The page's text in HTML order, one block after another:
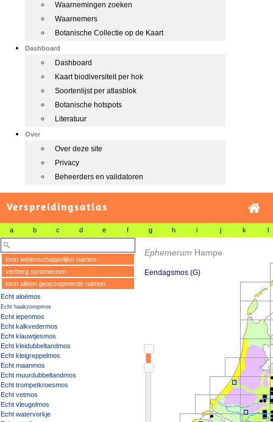
Waarnemingen zoeken
Waarnemers
Botanische Collectie op de Kaart
Dashboard
Dashboard
Kaart biodiversiteit per hok
Soortenlijst per atlasblok
Botanische hotspots
Literatuur
Over
Over deze site
Privacy
Beheerders en validatoren
Verspreidingsatlas
a b c d e f g h i j k l
toon wetenschappelijke namen
verberg synoniemen
toon alleen geaccepteerde namen
Echt aloëmos
Echt haakzompmos
Echt iepenmos
Echt kalkvedermos
Echt klauwtjesmos
Echt kleidubbeltandmos
Echt kleigreppelmos
Echt maanmos
Echt muurdubbeltandmos
Echt trompetkroesmos
Echt vetmos
Echt vleugelmos
Echt watervorkje
Ephemerum Hampe
Eendagsmos (G)